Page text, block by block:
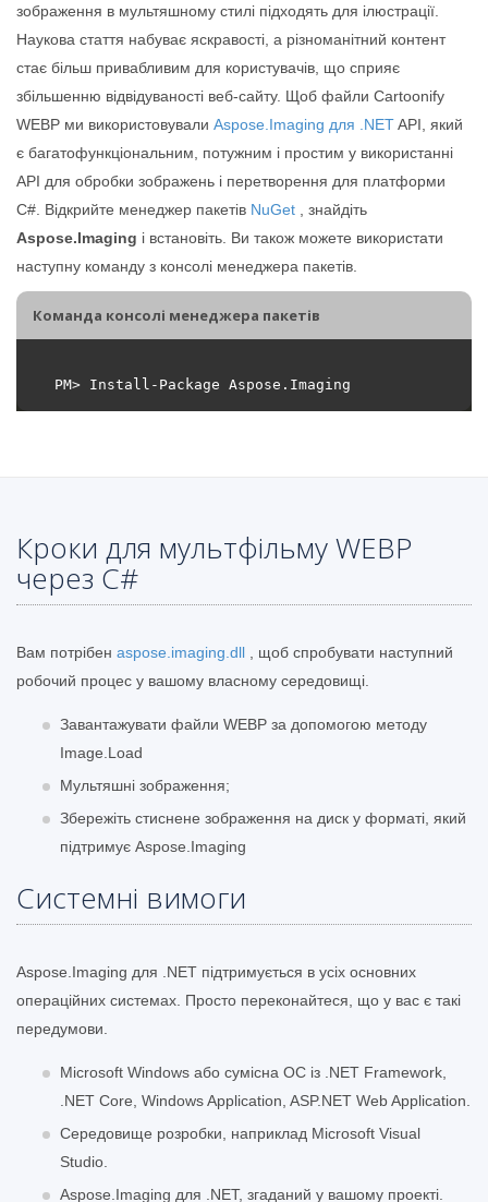
зображення в мультяшному стилі підходять для ілюстрації.
Наукова стаття набуває яскравості, а різноманітний контент
стає більш привабливим для користувачів, що сприяє
збільшенню відвідуваності веб-сайту. Щоб файли Cartoonify
WEBP ми використовували Aspose.Imaging для .NETAPI, який
є багатофункціональним, потужним і простим у використанні
API для обробки зображень і перетворення для платформи
C#. Відкрийте менеджер пакетів NuGet , знайдіть
Aspose.Imaging і встановіть. Ви також можете використати
наступну команду з консолі менеджера пакетів.
Команда консолі менеджера пакетів
Кроки для мультфільму WEBP
через C#
Вам потрібен aspose.imaging.dll , щоб спробувати наступний
робочий процес у вашому власному середовищі.
Завантажувати файли WEBP за допомогою методу
Image.Load
Мультяшні зображення;
Збережіть стиснене зображення на диск у форматі, який
підтримує Aspose.Imaging
Системні вимоги
Aspose.Imaging для .NET підтримується в усіх основних
операційних системах. Просто переконайтеся, що у вас є такі
передумови.
Microsoft Windows або сумісна ОС із .NET Framework,
.NET Core, Windows Application, ASP.NET Web Application.
Середовище розробки, наприклад Microsoft Visual
Studio.
Aspose.Imaging для .NET, згаданий у вашому проекті.